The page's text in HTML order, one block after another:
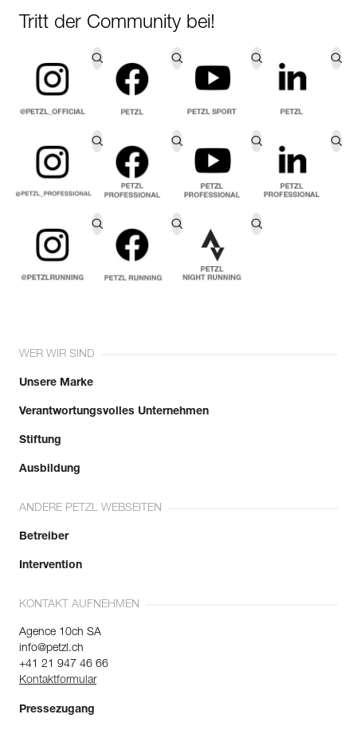
Tritt der Community bei!
WER WIR SIND
Unsere Marke
Verantwortungsvolles Unternehmen
Stiftung
Ausbildung
ANDERE PETZL WEBSEITEN
Betreiber
Intervention
KONTAKT AUFNEHMEN
Agence 10ch SA
info@petzl.ch
+41 21 947 46 66
Kontaktformular
Pressezugang